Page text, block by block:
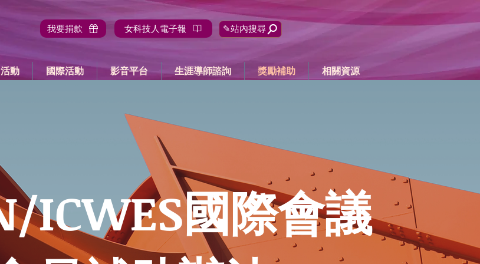
我要捐款 女科技人電子報 ✎站內搜尋
動 國際活動 影音平台 生涯導師諮詢 獎勵補助 相關資源
ICWES國際會議